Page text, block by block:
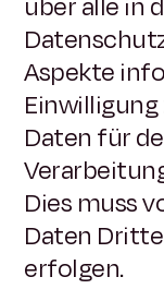
Aspekte
Daten für
Dies muss
Daten
erfolgen.